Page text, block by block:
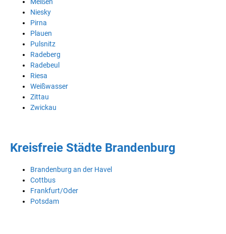
Meißen
Niesky
Pirna
Plauen
Pulsnitz
Radeberg
Radebeul
Riesa
Weißwasser
Zittau
Zwickau
Kreisfreie Städte Brandenburg
Brandenburg an der Havel
Cottbus
Frankfurt/Oder
Potsdam